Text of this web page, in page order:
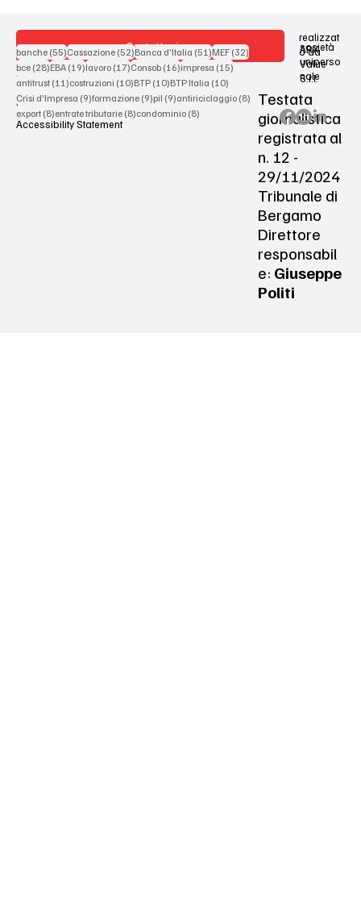
Contattaci
Terms & Conditions
Privacy Policy
Accessibility Statement
realizzat
o da
società
uniperso
nale
ARX
Value
S.r.l.
Testata
giornalistica
registrata al
n. 12 -
29/11/2024
Tribunale di
Bergamo
Direttore
responsabil
e: Giuseppe
Politi
banche (55)55 post
Cassazione (52)52 post
Banca d'Italia (51)51 post
MEF (32)32 post
bce (28)28 post
EBA (19)19 post
lavoro (17)17 post
Consob (16)16 post
impresa (15)15 post
antitrust (11)11 post
costruzioni (10)10 post
BTP (10)10 post
BTP Italia (10)10 post
Crisi d'Impresa (9)9 post
formazione (9)9 post
pil (9)9 post
antiriciclaggio (8)8 post
export (8)8 post
entrate tributarie (8)8 post
condominio (8)8 post